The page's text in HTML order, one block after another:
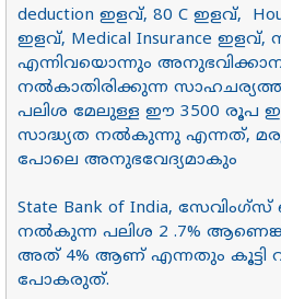
deduction ഇളവ്, 80 C ഇളവ്,
ഇളവ്, Medical Insurance ഇളവ്,
എന്നിവയൊന്നും
നൽകാതിരിക്കുന്ന
പലിശ മേലുള്ള ഈ 3500 രൂപ
സാദ്ധ്യത നൽകുന്നു എന്നത്,
പോലെ അനുഭവേദ്യമാകും
State Bank of India,
നൽകുന്ന പലിശ 2 .7%
അത് 4% ആണ് എന്നതും കൂട്ടി
പോകരുത്.